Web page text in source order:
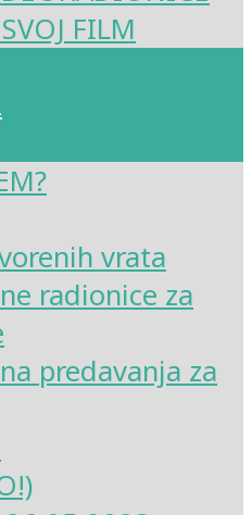
FILM
vrata
radionice za
predavanja za